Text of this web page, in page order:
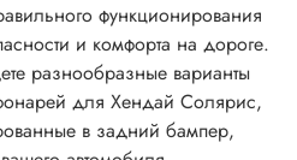
функционирования
и комфорта на дороге.
разнообразные варианты
для Хендай Солярис,
в задний бампер,